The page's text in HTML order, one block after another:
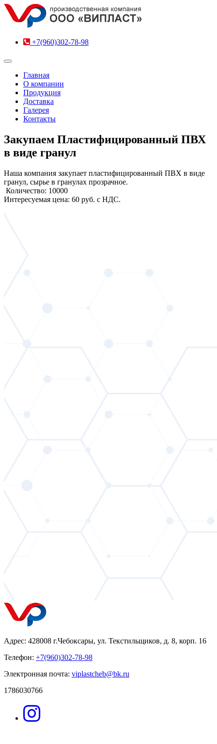
+7(960)302-78-98
Главная
О компании
Продукция
Доставка
Галерея
Контакты
Закупаем Пластифицированный ПВХ
в виде гранул
Наша компания закупает пластифицированный ПВХ в виде
гранул, сырье в гранулах прозрачное.
Количество: 10000
Интересуемая цена: 60 руб. с НДС.
Адрес: 428008 г.Чебоксары, ул. Текстильщиков, д. 8, корп. 16
Телефон: +7(960)302-78-98
Электронная почта: viplastcheb@bk.ru
1786030766